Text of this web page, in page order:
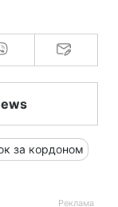
за кордоном